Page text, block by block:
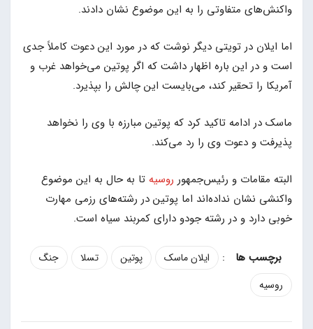
واکنش‌های متفاوتی را به این موضوع نشان دادند.
اما ایلان در تویتی دیگر نوشت که در مورد این دعوت کاملاً جدی
است و در این باره اظهار داشت که اگر پوتین می‌خواهد غرب و
آمریکا را تحقیر کند، می‌بایست این چالش را بپذیرد.
ماسک در ادامه تاکید کرد که پوتین مبارزه با وی را نخواهد
پذیرفت و دعوت وی را رد می‌کند.
البته مقامات و رئیس‌جمهور روسیه تا به حال به این موضوع
واکنشی نشان نداده‌اند اما پوتین در رشته‌های رزمی مهارت
خوبی دارد و در رشته جودو دارای کمربند سیاه است.
: ایلان ماسک پوتین تسلا
جنگ
روسیه